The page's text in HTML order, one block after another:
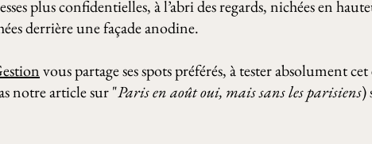
plus confidentielles, à l’abri des regards, nichées en
derrière une façade anodine.
vous partage ses spots préférés, à tester absolument
notre article sur "Paris en août oui, mais sans les parisiens)